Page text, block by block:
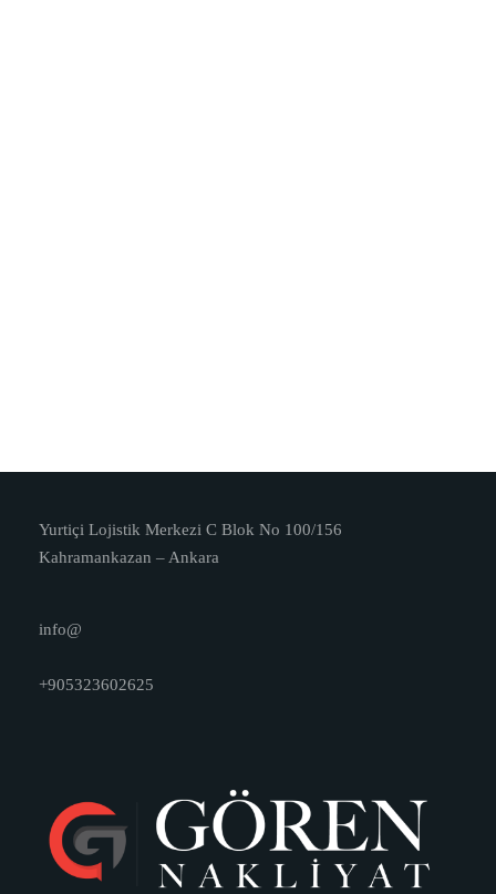
Yurtiçi Lojistik Merkezi C Blok No 100/156
Kahramankazan – Ankara
info@
+905323602625